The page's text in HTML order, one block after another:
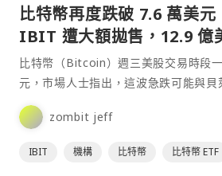
比特幣再度跌破 7.6 萬美元
IBIT 遭大額拋售，12.9 億
易」出貨
比特幣（Bitcoin）週三美股交易時段
元，市場人士指出，這波急跌可能與
ETF —— iShares Bitcoin⋯
zombit jeff
IBIT 機構 比特幣 比特幣 ETF